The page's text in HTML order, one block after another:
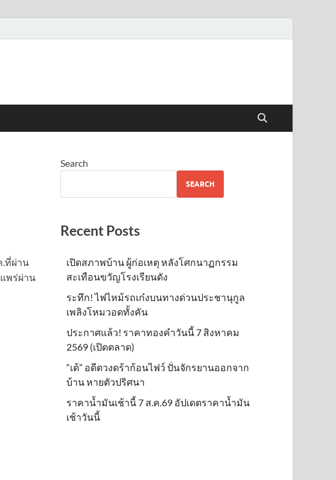
.ที่ผ่าน
พร่ผ่าน
Search
SEARCH
Recent Posts
เปิดสภาพบ้าน ผู้ก่อเหตุ หลังโศกนาฏกรรม
สะเทือนขวัญโรงเรียนดัง
ระทึก! ไฟไหม้รถเก๋งบนทางด่วนประชานุกูล
เพลิงโหมวอดทั้งคัน
ประกาศแล้ว! ราคาทองคำวันนี้ 7 สิงหาคม
2569 (เปิดตลาด)
“เต้” อดีตวงดร้าก้อนไฟว์ ปั่นจักรยานออกจาก
บ้าน หายตัวปริศนา
ราคาน้ำมันเช้านี้ 7 ส.ค.69 อัปเดตราคาน้ำมัน
เช้าวันนี้